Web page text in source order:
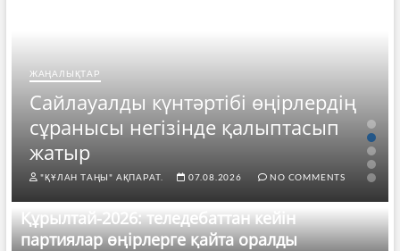
ЖАҢАЛЫҚТАР
Сайлауалды күнтәртібі өңірлердің
сұранысы негізінде қалыптасып
жатыр
"ҚҰЛАН ТАҢЫ" АҚПАРАТ. 07.08.2026 NO COMMENTS
Құрылтай-2026: теледебаттан кейін
партиялар өңірлерге қайта оралды